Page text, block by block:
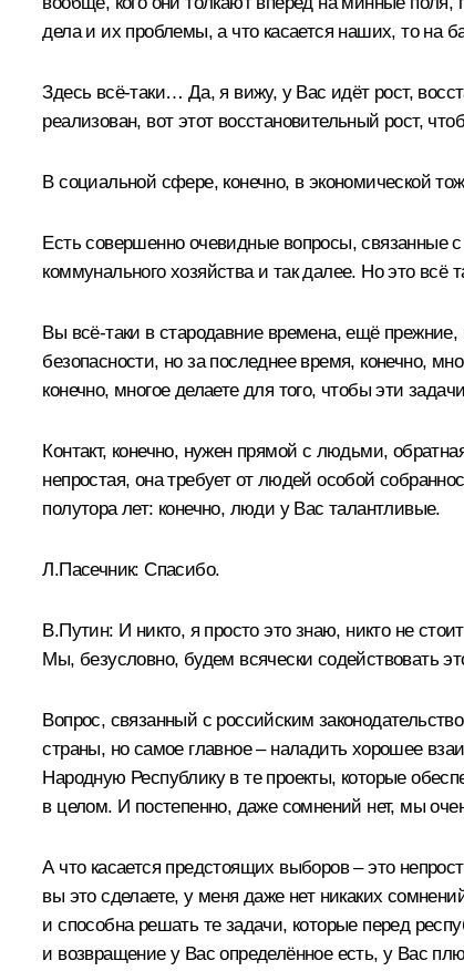
дела и их проблемы, а что касается наших, то на
Здесь всё-таки… Да, я вижу, у Вас идёт рост,
реализован, вот этот восстановительный рост,
В социальной сфере, конечно, в экономической
Есть совершенно очевидные вопросы,
коммунального хозяйства и так далее. Но это
Вы всё-таки в стародавние времена, ещё
безопасности, но за последнее время, конечно,
конечно, многое делаете для того, чтобы эти
Контакт, конечно, нужен прямой с людьми,
непростая, она требует от людей особой
полутора лет: конечно, люди у Вас талантливые.
Л.Пасечник: Спасибо.
В.Путин: И никто, я просто это знаю, никто не
Мы, безусловно, будем всячески содействовать
Вопрос, связанный с российским
страны, но самое главное – наладить хорошее
Народную Республику в те проекты, которые
в целом. И постепенно, даже сомнений нет, мы
А что касается предстоящих выборов – это
вы это сделаете, у меня даже нет никаких
и способна решать те задачи, которые перед
и возвращение у Вас определённое есть, у Вас